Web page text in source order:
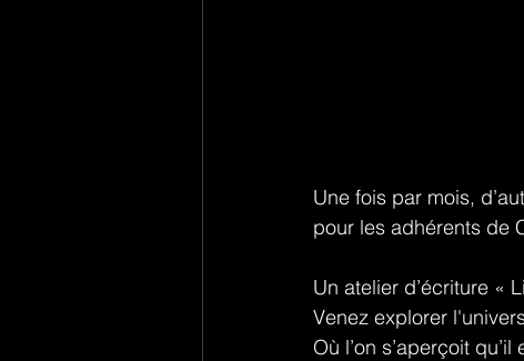
Une fois par mois,
pour les adhérents de
Un atelier d’écriture «
Venez explorer
Où l’on s’aperçoit